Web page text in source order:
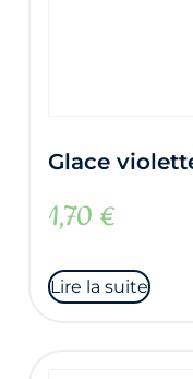
Glace
1,70 €
Lire la suite